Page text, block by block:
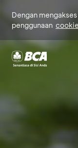
Dengan
penggunaan